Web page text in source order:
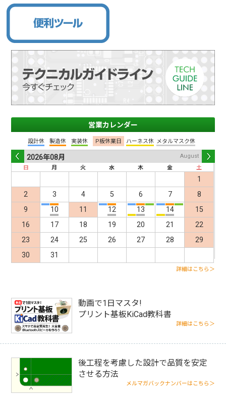
営業カレンダー
設計休 製造休 実装休 P板休業日 ハーネス休 メタルマスク休
2026年08月
August
日
月 火 水 木 金 土
1
2
3 4 5 6 7
8
9
10 11 12 13 14
15
16
17 18 19 20 21
22
23
24 25 26 27 28
29
30
31
t
詳細はこちら＞
動画で1日マスタ!
プリント基板KiCad教科書
詳細はこちら＞
後工程を考慮した設計で品質を安定
させる方法
メルマガバックナンバーはこちら＞